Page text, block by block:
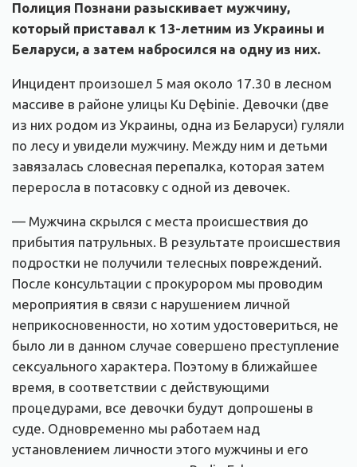
Полиция Познани разыскивает мужчину,
который приставал к 13-летним из Украины и
Беларуси, а затем набросился на одну из них.
Инцидент произошел 5 мая около 17.30 в лесном
массиве в районе улицы Ku Dębinie. Девочки (две
из них родом из Украины, одна из Беларуси) гуляли
по лесу и увидели мужчину. Между ним и детьми
завязалась словесная перепалка, которая затем
переросла в потасовку с одной из девочек.
— Мужчина скрылся с места происшествия до
прибытия патрульных. В результате происшествия
подростки не получили телесных повреждений.
После консультации с прокурором мы проводим
мероприятия в связи с нарушением личной
неприкосновенности, но хотим удостовериться, не
было ли в данном случае совершено преступление
сексуального характера. Поэтому в ближайшее
время, в соответствии с действующими
процедурами, все девочки будут допрошены в
суде. Одновременно мы работаем над
установлением личности этого мужчины и его